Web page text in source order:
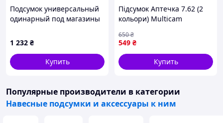
Подсумок универсальный
одинарный под магазины
Мультикам
1 232 ₴
Купить
Підсумок Аптечка 7.62 (2
кольори) Multicam
549 ₴
650₴
Купить
Популярные производители в категории
Навесные подсумки и аксессуары к ним